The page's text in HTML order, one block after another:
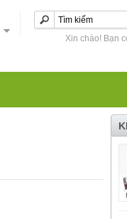
Xin chào! Bạn